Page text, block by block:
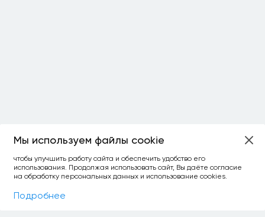
Фильтры
Мы используем файлы cookie
чтобы улучшить работу сайта и обеспечить удобство его
использования. Продолжая использовать сайт, Вы даёте согласие
на обработку персональных данных и использование cookies.
Подробнее
ОСТАЛОСЬ:
уточнить фильтр сравнить топ-3
спросить ИИ